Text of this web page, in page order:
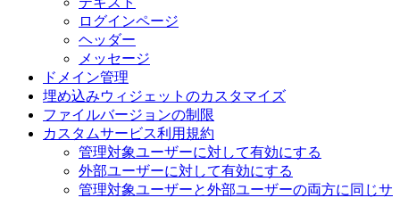
ログインページ
ヘッダー
メッセージ
ドメイン管理
埋め込みウィジェットのカスタマイズ
ファイルバージョンの制限
カスタムサービス利用規約
管理対象ユーザーに対して有効にする
外部ユーザーに対して有効にする
管理対象ユーザーと外部ユーザーの両方に同じサ